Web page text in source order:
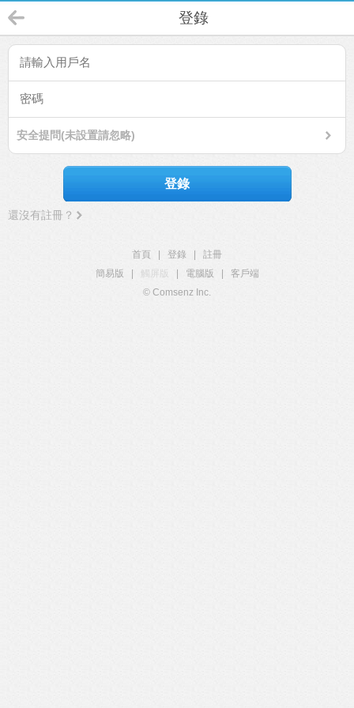
登錄
安全提問(未設置請忽略)
登錄
還沒有註冊？
首頁 登錄
註冊
簡易版
觸屏版 電腦版
客戶端
© Comsenz Inc.